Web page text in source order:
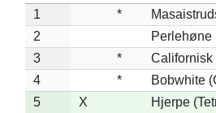
1 *
2
Perlehøne
3
*
Californisk
4
*
Bobwhite
5
X Hjerpe